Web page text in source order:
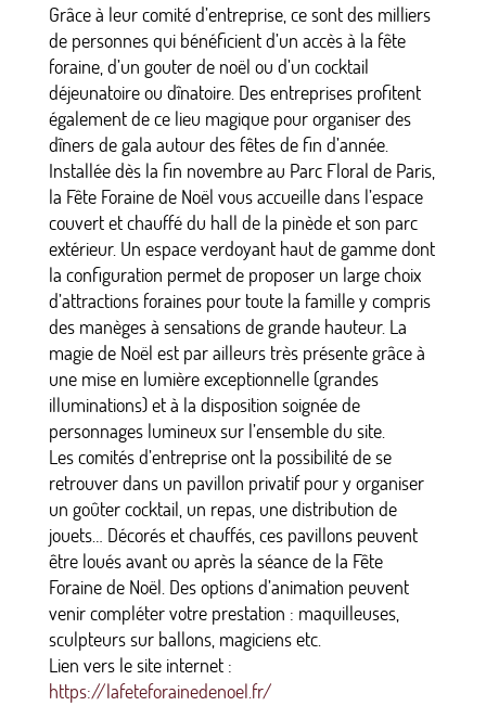
Grâce à leur comité d’entreprise, ce sont des milliers
de personnes qui bénéficient d’un accès à la fête
foraine, d’un gouter de noël ou d’un cocktail
déjeunatoire ou dînatoire. Des entreprises profitent
également de ce lieu magique pour organiser des
dîners de gala autour des fêtes de fin d’année.
Installée dès la fin novembre au Parc Floral de Paris,
la Fête Foraine de Noël vous accueille dans l’espace
couvert et chauffé du hall de la pinède et son parc
extérieur. Un espace verdoyant haut de gamme dont
la configuration permet de proposer un large choix
d’attractions foraines pour toute la famille y compris
des manèges à sensations de grande hauteur. La
magie de Noël est par ailleurs très présente grâce à
une mise en lumière exceptionnelle (grandes
illuminations) et à la disposition soignée de
personnages lumineux sur l’ensemble du site.
Les comités d’entreprise ont la possibilité de se
retrouver dans un pavillon privatif pour y organiser
un goûter cocktail, un repas, une distribution de
jouets… Décorés et chauffés, ces pavillons peuvent
être loués avant ou après la séance de la Fête
Foraine de Noël. Des options d’animation peuvent
venir compléter votre prestation : maquilleuses,
sculpteurs sur ballons, magiciens etc.
Lien vers le site internet :
https://lafeteforainedenoel.fr/